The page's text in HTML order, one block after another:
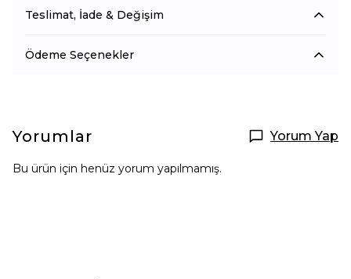
Teslimat, İade & Değişim
Ödeme Seçenekler
Yorumlar Yorum Yap
Bu ürün için henüz yorum yapılmamış.